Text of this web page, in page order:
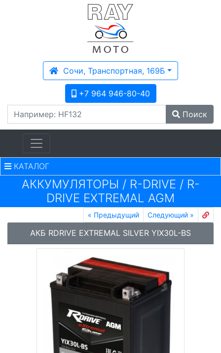
Сочи, Транспортная, 169Б
+7 964 946-80-40
Поиск
КАТАЛОГ
АККУМУЛЯТОРЫ / R-DRIVE / R-
DRIVE EXTREMAL AGM
« Предыдущий Следующий »
АКБ RDRIVE EXTREMAL SILVER YIX30L-BS